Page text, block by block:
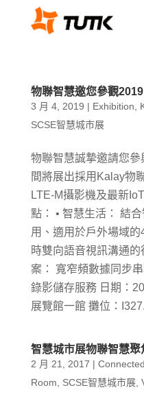
物聯智慧邀您參觀
3 月 4, 2019 | Exhibition
SCSE智慧城市展
物聯智慧誠摯邀請您
間將展出採用Kalay物
LTE-M攝影機及最新
點： • 智慧生活： 結
用、適用於戶外場域
時雙向語音視訊溝通
案： 寬窄頻數據同步
錄影儲存服務 日期：
展覽館一館 攤位：
智慧城市展物聯智慧聚
2 月 21, 2017 |
Room
SCSE智慧城市展,